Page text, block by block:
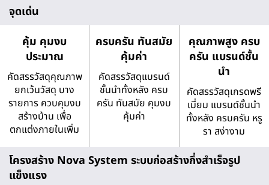
จุดเด่น
คุ้ม คุมงบ
ประมาณ
คัดสรรวัสดุคุณภาพ
ยกเว้นวัสดุ บาง
รายการ ควบคุมงบ
สร้างบ้าน เพื่อ
ตกแต่งภายในเพิ่ม
ครบครัน ทันสมัย
คุ้มค่า
คัดสรรวัสดุแบรนด์
ชั้นนำทั้งหลัง ครบ
ครัน ทันสมัย คุมงบ
คุ้มค่า
คุณภาพสูง ครบ
ครัน แบรนด์ชั้น
นำ
คัดสรรวัสดุเกรดพรี
เมี่ยม แบรนด์ชั้นนำ
ทั้งหลัง ครบครัน หรู
รา สง่างาม
โครงสร้าง Nova System ระบบก่อสร้างกึ่งสำเร็จรูป
แข็งแรง